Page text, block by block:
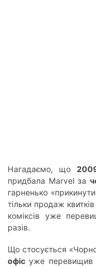
Нагадаємо, що
придбала Marvel за
гарненько
тільки продаж
коміксів уже
разів.
Що стосується
офіс уже перевищив